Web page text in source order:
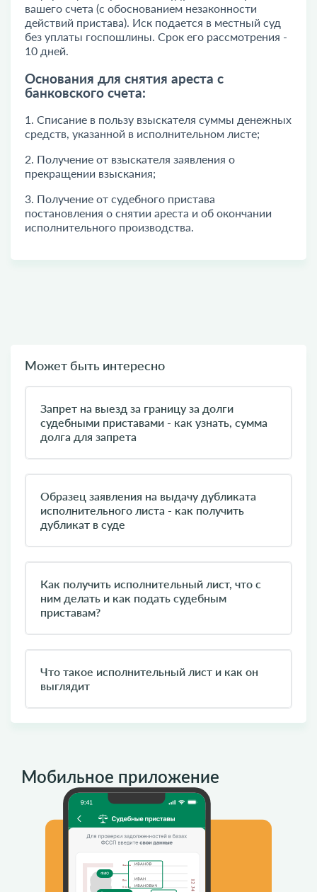
вашего счета (с обоснованием незаконности
действий пристава). Иск подается в местный суд
без уплаты госпошлины. Срок его рассмотрения -
10 дней.
Основания для снятия ареста с
банковского счета:
1. Списание в пользу взыскателя суммы денежных
средств, указанной в исполнительном листе;
2. Получение от взыскателя заявления о
прекращении взыскания;
3. Получение от судебного пристава
постановления о снятии ареста и об окончании
исполнительного производства.
Может быть интересно
Запрет на выезд за границу за долги
судебными приставами - как узнать, сумма
долга для запрета
Образец заявления на выдачу дубликата
исполнительного листа - как получить
дубликат в суде
Как получить исполнительный лист, что с
ним делать и как подать судебным
приставам?
Что такое исполнительный лист и как он
выглядит
Мобильное приложение